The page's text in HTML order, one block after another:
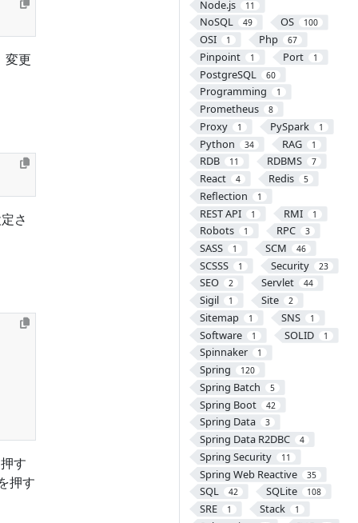
Node.js 11
NoSQL 49 OS 100
OSI 1 Php 67
Pinpoint 1 Port 1
PostgreSQL 60
Programming 1
Prometheus 8
Proxy 1 PySpark 1
Python 34 RAG 1
RDB 11 RDBMS 7
React 4 Redis 5
Reflection 1
REST API 1 RMI 1
Robots 1 RPC 3
SASS 1 SCM 46
SCSSS 1 Security 23
SEO 2 Servlet 44
Sigil 1 Site 2
Sitemap 1 SNS 1
Software 1 SOLID 1
Spinnaker 1
Spring 120
Spring Batch 5
Spring Boot 42
Spring Data 3
Spring Data R2DBC 4
Spring Security 11
Spring Web Reactive 35
SQL 42 SQLite 108
SRE 1 Stack 1
変更
さ
す
押す